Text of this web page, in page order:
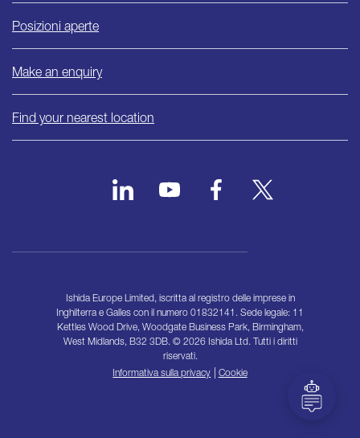
Posizioni aperte
Make an enquiry
Find your nearest location
Ishida Europe Limited, iscritta al registro delle imprese in
Inghilterra e Galles con il numero 01832141. Sede legale: 11
Kettles Wood Drive, Woodgate Business Park, Birmingham,
West Midlands, B32 3DB. © 2026 Ishida Ltd. Tutti i diritti
riservati.
Informativa sulla privacy | Cookie